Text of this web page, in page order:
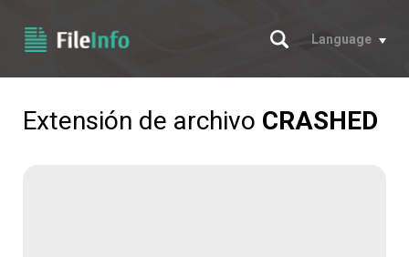
Buscar
Language
Extensión de archivo CRASHED